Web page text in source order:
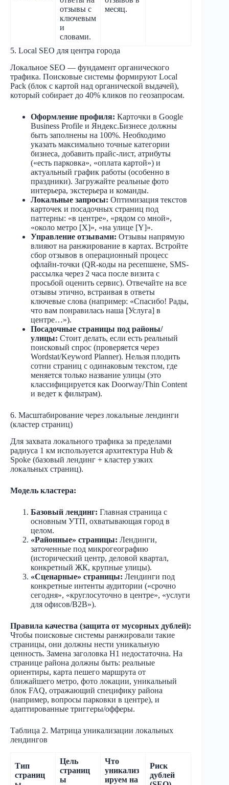
отзывы с
ключевым
и
словами.
месяц.
5. Local SEO для центра города
Локальное SEO — фундамент органического
трафика. Поисковые системы формируют Local
Pack (блок с картой над органической выдачей),
который собирает до 40% кликов по геозапросам.
Оформление профиля: Карточки в Google
Business Profile и Яндекс.Бизнесе должны
быть заполнены на 100%. Необходимо
указать максимально точные категории
бизнеса, добавить прайс-лист, атрибуты
(«есть парковка», «оплата картой») и
актуальный график работы (особенно в
праздники). Загружайте реальные фото
интерьера, экстерьера и команды.
Локальные запросы: Оптимизация текстов
карточек и посадочных страниц под
паттерны: «в центре», «рядом со мной»,
«около метро [Х]», «на улице [Y]».
Управление отзывами: Отзывы напрямую
влияют на ранжирование в картах. Встройте
сбор отзывов в операционный процесс
офлайн-точки (QR-коды на ресепшене, SMS-
рассылка через 2 часа после визита с
просьбой оценить сервис). Отвечайте на все
отзывы этично, встраивая в ответы
ключевые слова (например: «Спасибо! Рады,
что вам понравилась наша [Услуга] в
центре…»).
Посадочные страницы под районы/
улицы: Стоит делать, если есть реальный
поисковый спрос (проверяется через
Wordstat/Keyword Planner). Нельзя плодить
сотни страниц с одинаковым текстом, где
меняется только название улицы (это
классифицируется как Doorway/Thin Content
и ведет к фильтрам).
6. Масштабирование через локальные лендинги
(кластер страниц)
Для захвата локального трафика за пределами
радиуса 1 км используется архитектура Hub &
Spoke (базовый лендинг + кластер узких
локальных страниц).
Модель кластера:
Базовый лендинг: Главная страница с
основным УТП, охватывающая город в
целом.
«Районные» страницы: Лендинги,
заточенные под микрогеографию
(исторический центр, деловой квартал,
конкретный ЖК, крупные улицы).
«Сценарные» страницы: Лендинги под
конкретные интенты аудитории («срочно
сегодня», «круглосуточно в центре», «услуги
для офисов/B2B»).
Правила качества (защита от мусорных дублей):
Чтобы поисковые системы ранжировали такие
страницы, они должны нести уникальную
ценность. Замена заголовка H1 недостаточна. На
странице района должны быть: реальные
ориентиры, карта пешего маршрута от
ближайшего метро, фото локации, уникальный
блок FAQ, отражающий специфику района
(например, вопросы парковки в центре), и
адаптированные триггеры/офферы.
Таблица 2. Матрица уникализации локальных
лендингов
Тип
страниц
Цель
страниц
ы
Что
уникализ
ируем на
Риск
дублей